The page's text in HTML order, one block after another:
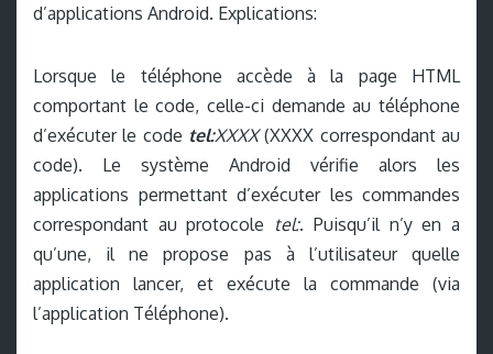
d’applications Android. Explications:
Lorsque le téléphone accède à la page HTML
comportant le code, celle-ci demande au téléphone
d’exécuter le code tel:XXXX(XXXX correspondant au
code). Le système Android vérifie alors les
applications permettant d’exécuter les commandes
correspondant au protocole tel:. Puisqu’il n’y en a
qu’une, il ne propose pas à l’utilisateur quelle
application lancer, et exécute la commande (via
l’application Téléphone).